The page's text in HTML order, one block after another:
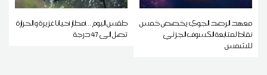
معهد الرصد الجوي يخصص خمس
نقاط لمتابعة الكسوف الجزئي
للشمس
طقس اليوم ...أمطار أحيانا غزيرة و الحرارة
تصل إلى 47 درجة